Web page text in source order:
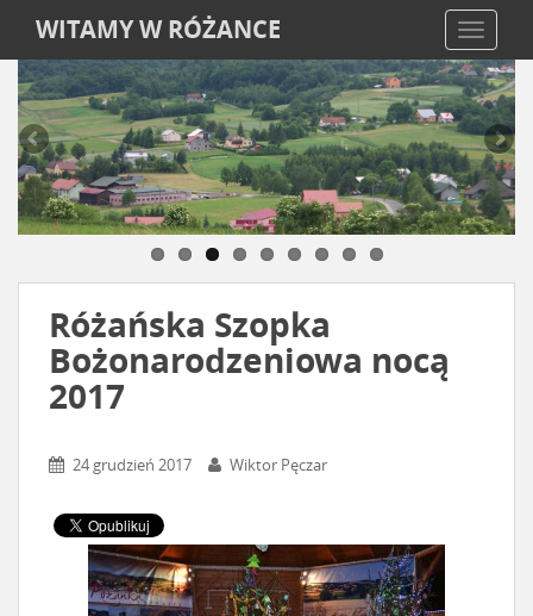
WITAMY W RÓŻANCE
Różańska Szopka
Bożonarodzeniowa nocą
2017
24 grudzień 2017 Wiktor Pęczar